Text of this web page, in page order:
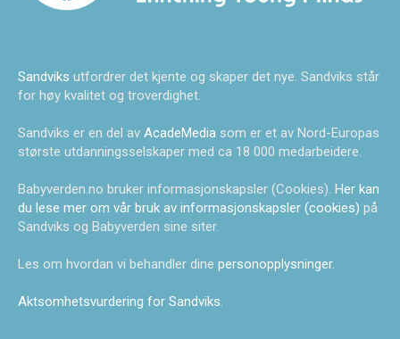
Sandviks utfordrer det kjente og skaper det nye. Sandviks står
for høy kvalitet og troverdighet.
Sandviks er en del av AcadeMedia som er et av Nord-Europas
største utdanningsselskaper med ca 18 000 medarbeidere.
Babyverden.no bruker informasjonskapsler (Cookies). Her kan
du lese mer om vår bruk av informasjonskapsler (cookies) på
Sandviks og Babyverden sine siter.
Les om hvordan vi behandler dine personopplysninger.
Aktsomhetsvurdering for Sandviks.